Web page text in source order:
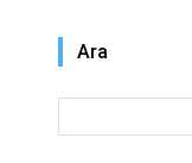
Ara